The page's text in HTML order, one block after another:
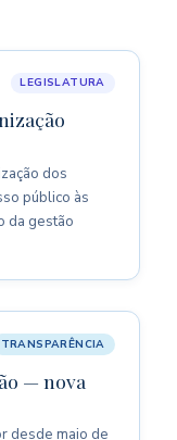
LEGISLATURA
dos
público às
da gestão
TRANSPARÊNCIA
— nova
desde maio de